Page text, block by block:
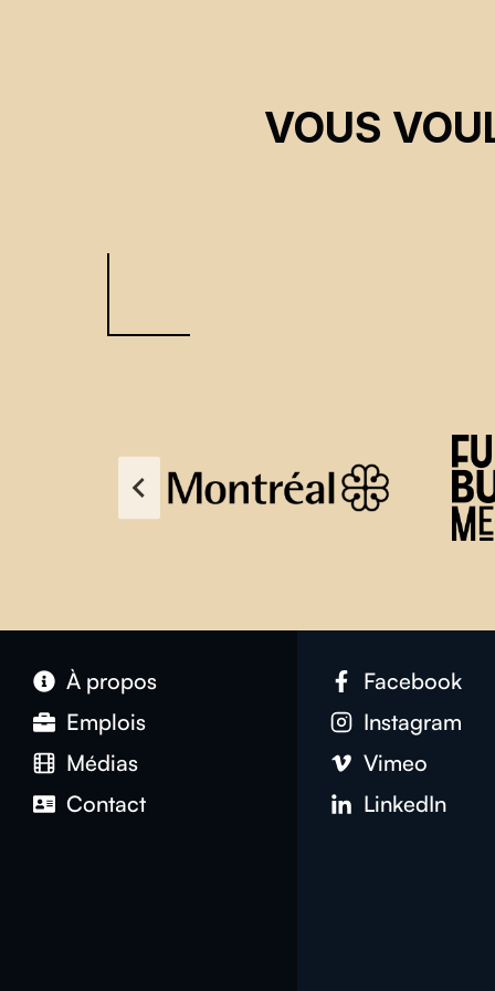
VOUS
À propos
Emplois
Médias
Contact
Facebook
Instagram
Vimeo
LinkedIn